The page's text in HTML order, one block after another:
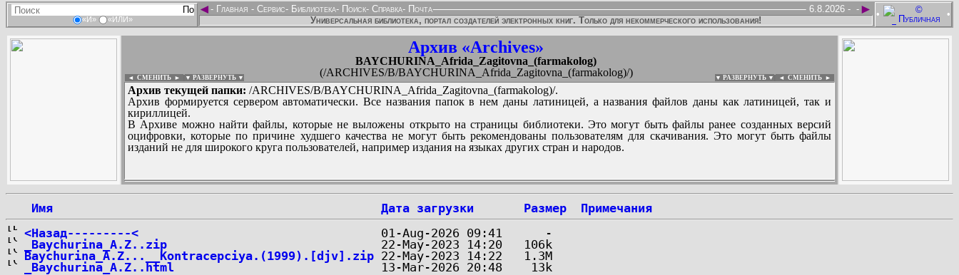
«И» «ИЛИ»
• •
◄ ►
- Главная - Сервис- Библиотека- Поиск- Справка- Почта -
6.8.2026 -
Универсальная библиотека, портал создателей электронных книг. Только для некоммерческого использования!
Архив «Archives»
BAYCHURINA_Afrida_Zagitovna_(farmakolog)
(/ARCHIVES/B/BAYCHURINA_Afrida_Zagitovna_(farmakolog)/)
◄ СМЕНИТЬ ► ▼ РАЗВЕРНУТЬ ▼ ▼ РАЗВЕРНУТЬ ▼ ◄ СМЕНИТЬ ►
Архив текущей папки: /ARCHIVES/B/BAYCHURINA_Afrida_Zagitovna_(farmakolog)/.
Архив формируется сервером автоматически. Все названия папок в нем даны латиницей, а названия файлов даны как латиницей, так и
кириллицей.
В Архиве можно найти файлы, которые не выложены открыто на страницы библиотеки. Это могут быть файлы ранее созданных версий
оцифровки, которые по причине худшего качества не могут быть рекомендованы пользователям для скачивания. Это могут быть файлы
изданий не для широкого круга пользователей, например издания на языках других стран и народов.
:
...
Имя Дата загрузки Размер
Примечания
<Назад---------<
_Baychurina_A.Z..zip
Baychurina_A.Z...__Kontracepciya.(1999).[djv].zip
_Baychurina_A.Z..html